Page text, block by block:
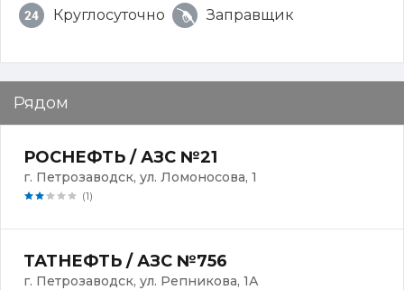
Круглосуточно Заправщик
Рядом
РОСНЕФТЬ / АЗС №21
г. Петрозаводск, ул. Ломоносова, 1
(1)
ТАТНЕФТЬ / АЗС №756
г. Петрозаводск, ул. Репникова, 1А